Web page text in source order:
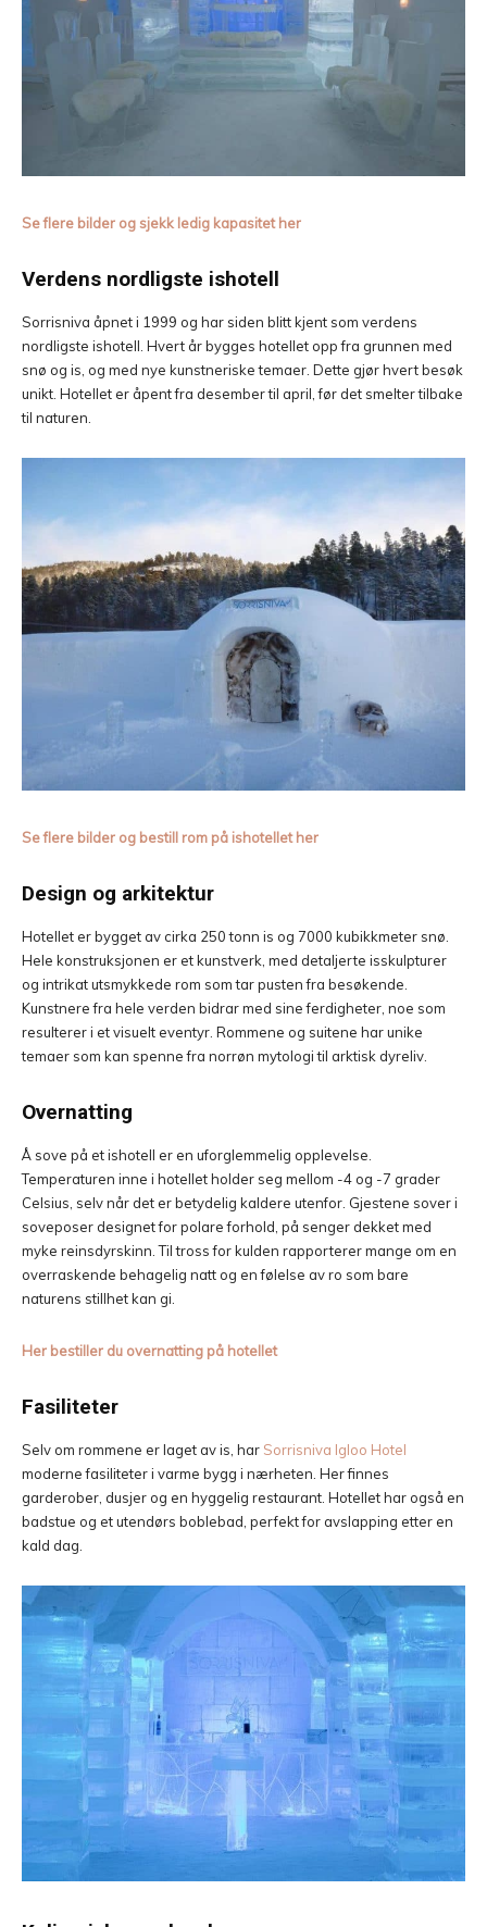
Se flere bilder og sjekk ledig kapasitet her
Verdens nordligste ishotell
Sorrisniva åpnet i 1999 og har siden blitt kjent som verdens
nordligste ishotell. Hvert år bygges hotellet opp fra grunnen med
snø og is, og med nye kunstneriske temaer. Dette gjør hvert besøk
unikt. Hotellet er åpent fra desember til april, før det smelter tilbake
til naturen.
Se flere bilder og bestill rom på ishotellet her
Design og arkitektur
Hotellet er bygget av cirka 250 tonn is og 7000 kubikkmeter snø.
Hele konstruksjonen er et kunstverk, med detaljerte isskulpturer
og intrikat utsmykkede rom som tar pusten fra besøkende.
Kunstnere fra hele verden bidrar med sine ferdigheter, noe som
resulterer i et visuelt eventyr. Rommene og suitene har unike
temaer som kan spenne fra norrøn mytologi til arktisk dyreliv.
Overnatting
Å sove på et ishotell er en uforglemmelig opplevelse.
Temperaturen inne i hotellet holder seg mellom -4 og -7 grader
Celsius, selv når det er betydelig kaldere utenfor. Gjestene sover i
soveposer designet for polare forhold, på senger dekket med
myke reinsdyrskinn. Til tross for kulden rapporterer mange om en
overraskende behagelig natt og en følelse av ro som bare
naturens stillhet kan gi.
Her bestiller du overnatting på hotellet
Fasiliteter
Selv om rommene er laget av is, har Sorrisniva Igloo Hotel
moderne fasiliteter i varme bygg i nærheten. Her finnes
garderober, dusjer og en hyggelig restaurant. Hotellet har også en
badstue og et utendørs boblebad, perfekt for avslapping etter en
kald dag.